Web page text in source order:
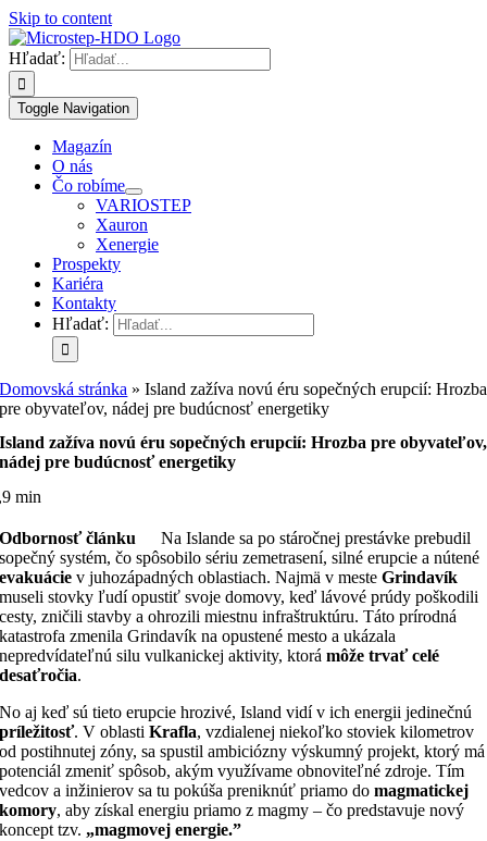
Skip to content
Hľadať:
Toggle Navigation
Magazín
O nás
Čo robíme
VARIOSTEP
Xauron
Xenergie
Prospekty
Kariéra
Kontakty
Hľadať:
Domovská stránka »Island zažíva novú éru sopečných erupcií: Hrozba
pre obyvateľov, nádej pre budúcnosť energetiky
Island zažíva novú éru sopečných erupcií: Hrozba pre obyvateľov,
nádej pre budúcnosť energetiky
min
Odbornosť článku
Na Islande sa po stáročnej prestávke prebudil
sopečný systém, čo spôsobilo sériu zemetrasení, silné erupcie a nútené
evakuáciev juhozápadných oblastiach. Najmä v mesteGrindavík
museli stovky ľudí opustiť svoje domovy, keď lávové prúdy poškodili
cesty, zničili stavby a ohrozili miestnu infraštruktúru. Táto prírodná
katastrofa zmenila Grindavík na opustené mesto a ukázala
nepredvídateľnú silu vulkanickej aktivity, ktorá môže trvať celé
desaťročia.
No aj keď sú tieto erupcie hrozivé, Island vidí v ich energii jedinečnú
príležitosť. V oblastiKrafla, vzdialenej niekoľko stoviek kilometrov
od postihnutej zóny, sa spustil ambiciózny výskumný projekt, ktorý má
potenciál zmeniť spôsob, akým využívame obnoviteľné zdroje. Tím
vedcov a inžinierov sa tu pokúša preniknúť priamo do magmatickej
komory, aby získal energiu priamo z magmy – čo predstavuje nový
koncept tzv. „magmovej energie.”